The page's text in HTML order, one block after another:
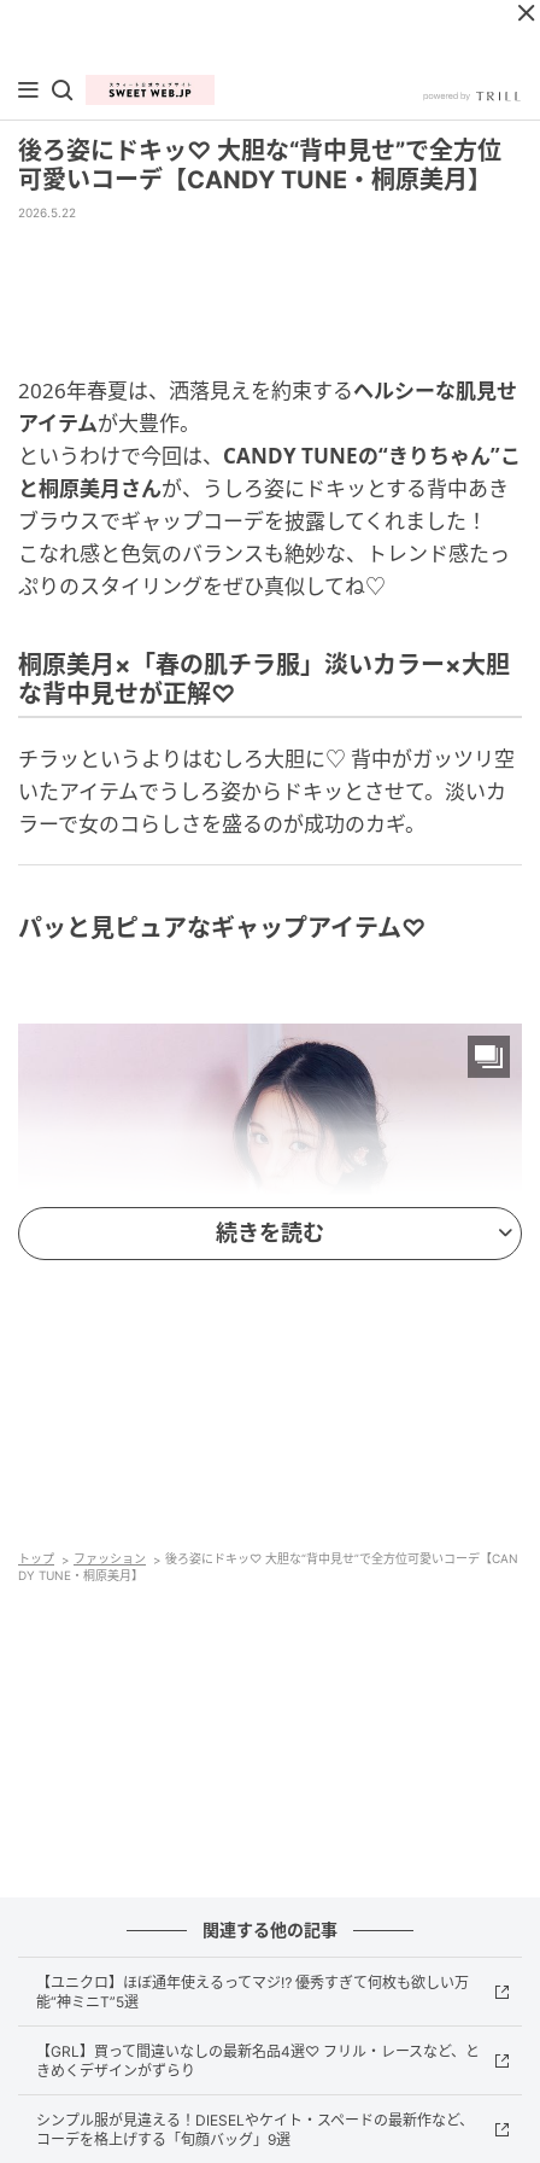
後ろ姿にドキッ♡ 大胆な“背中見せ”で全方位
可愛いコーデ【CANDY TUNE・桐原美月】
2026.5.22
2026年春夏は、洒落見えを約束するヘルシーな肌見せ
アイテムが大豊作。
というわけで今回は、 CANDY TUNEの“きりちゃん”こ
と桐原美月さんが、うしろ姿にドキッとする背中あき
ブラウスでギャップコーデを披露してくれました！
こなれ感と色気のバランスも絶妙な、トレンド感たっ
ぷりのスタイリングをぜひ真似してね♡
桐原美月×「春の肌チラ服」淡いカラー×大胆
な背中見せが正解♡
チラッというよりはむしろ大胆に♡ 背中がガッツリ空
いたアイテムでうしろ姿からドキッとさせて。淡いカ
ラーで女のコらしさを盛るのが成功のカギ。
パッと見ピュアなギャップアイテム♡
スと、背中見せのウラハラ感にドキドキ… 。グレーミ
ニを合わせたシンプルなコーデで、サラッと着こなす
のが今年らしくて◎。
続きを読む
トップ ファッション
後ろ姿にドキッ♡ 大胆な“背中見せ”で全方位可愛いコーデ【CAN
DY TUNE・桐原美月】
関連する他の記事
【ユニクロ】ほぼ通年使えるってマジ⁉ 優秀すぎて何枚も欲しい万
能“神ミニT”5選
【GRL】買って間違いなしの最新名品4選♡ フリル・レースなど、と
きめくデザインがずらり
シンプル服が見違える！DIESELやケイト・スペードの最新作など、
コーデを格上げする「旬顔バッグ」9選